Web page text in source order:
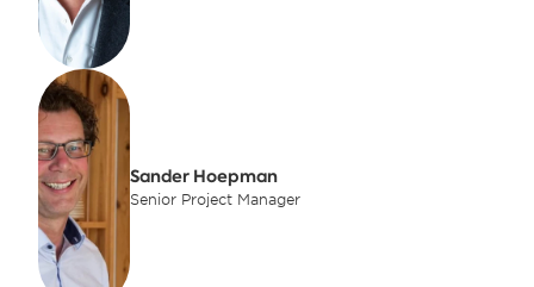
Sander Hoepman
Senior Project Manager